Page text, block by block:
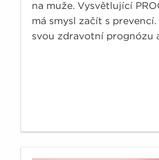
na muže. Vysvětlující
má smysl začít s
svou zdravotní prognózu